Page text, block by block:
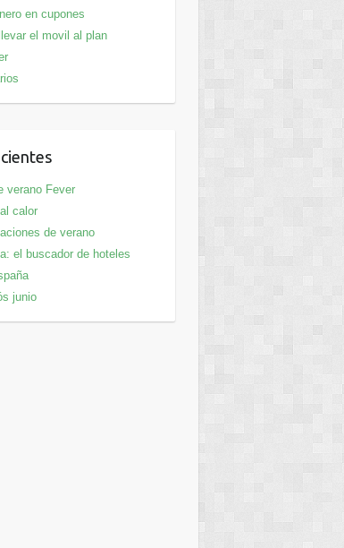
en cupones
el movil al plan
verano Fever
calor
de verano
el buscador de hoteles
junio